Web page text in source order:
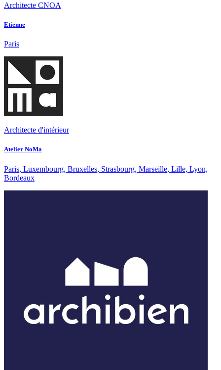
Architecte CNOA
Etienne
Paris
Architecte d'intérieur
Atelier NoMa
Paris, Luxembourg, Bruxelles, Strasbourg, Marseille, Lille, Lyon,
Bordeaux